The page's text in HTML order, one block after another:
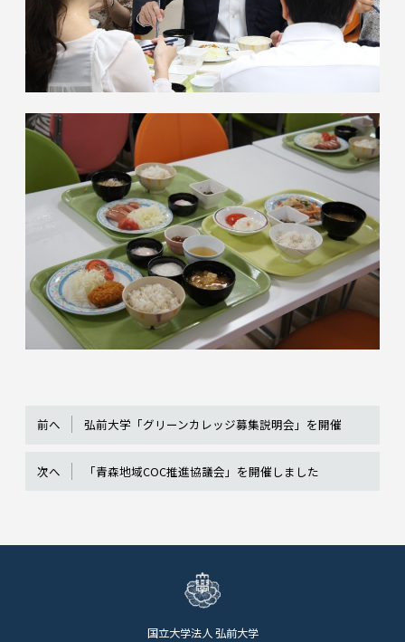
前へ 弘前大学「グリーンカレッジ募集説明会」を開催
次へ 「青森地域COC推進協議会」を開催しました
国立大学法人 弘前大学